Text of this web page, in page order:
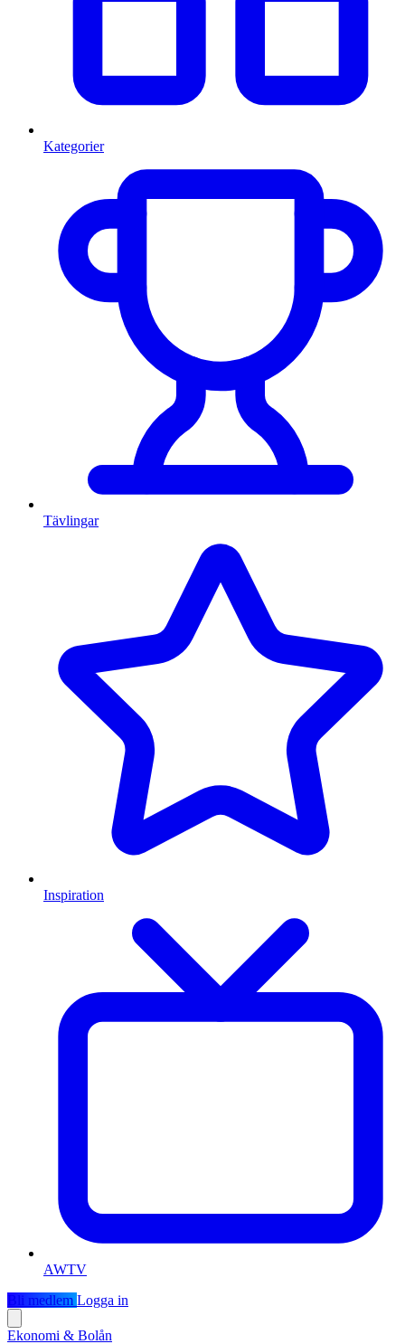
Kategorier
Tävlingar
Inspiration
AWTV
Bli medlem Logga in
Ekonomi & Bolån